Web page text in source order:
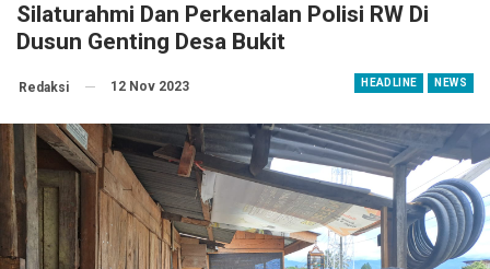
Silaturahmi Dan Perkenalan Polisi RW Di
Dusun Genting Desa Bukit
HEADLINE NEWS
Redaksi 12 Nov 2023